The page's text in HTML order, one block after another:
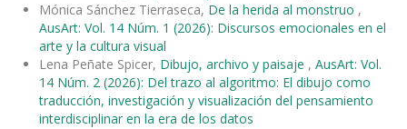
Mónica Sánchez Tierraseca, De la herida al monstruo ,
AusArt: Vol. 14 Núm. 1 (2026): Discursos emocionales en el
arte y la cultura visual
Lena Peñate Spicer, Dibujo, archivo y paisaje , AusArt: Vol.
14 Núm. 2 (2026): Del trazo al algoritmo: El dibujo como
traducción, investigación y visualización del pensamiento
interdisciplinar en la era de los datos